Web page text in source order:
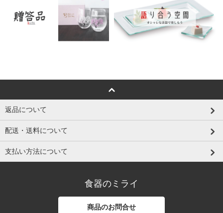
返品について
配送・送料について
支払い方法について
食器のミライ
商品のお問合せ